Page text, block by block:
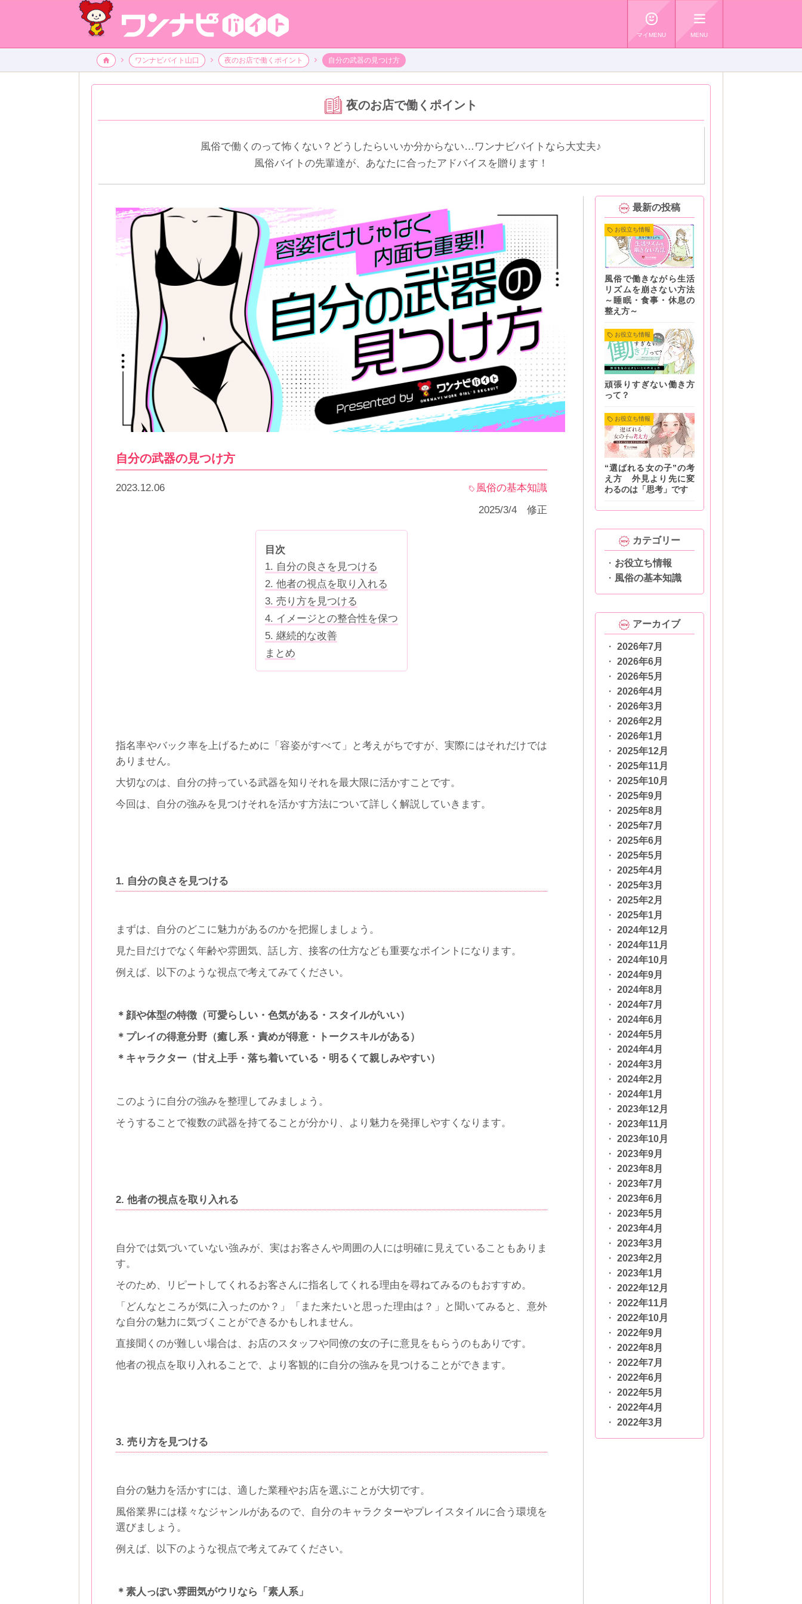
☺
マイMENU
≡
MENU
🏠 ワンナビバイト山口 夜のお店で働くポイント 自分の武器の見つけ方
夜のお店で働くポイント
風俗で働くのって怖くない？どうしたらいいか分からない…ワンナビバイトなら大丈夫♪
風俗バイトの先輩達が、あなたに合ったアドバイスを贈ります！
自分の武器の見つけ方
2023.12.06
風俗の基本知識
2025/3/4 修正
目次
1. 自分の良さを見つける
2. 他者の視点を取り入れる
3. 売り方を見つける
4. イメージとの整合性を保つ
5. 継続的な改善
まとめ
指名率やバック率を上げるために「容姿がすべて」と考えがちですが、実際にはそれだけでは
ありません。
大切なのは、自分の持っている武器を知りそれを最大限に活かすことです。
今回は、自分の強みを見つけそれを活かす方法について詳しく解説していきます。
1. 自分の良さを見つける
まずは、自分のどこに魅力があるのかを把握しましょう。
見た目だけでなく年齢や雰囲気、話し方、接客の仕方なども重要なポイントになります。
例えば、以下のような視点で考えてみてください。
＊顔や体型の特徴（可愛らしい・色気がある・スタイルがいい）
＊プレイの得意分野（癒し系・責めが得意・トークスキルがある）
＊キャラクター（甘え上手・落ち着いている・明るくて親しみやすい）
このように自分の強みを整理してみましょう。
そうすることで複数の武器を持てることが分かり、より魅力を発揮しやすくなります。
2. 他者の視点を取り入れる
自分では気づいていない強みが、実はお客さんや周囲の人には明確に見えていることもありま
す。
そのため、リピートしてくれるお客さんに指名してくれる理由を尋ねてみるのもおすすめ。
「どんなところが気に入ったのか？」「また来たいと思った理由は？」と聞いてみると、意外
な自分の魅力に気づくことができるかもしれません。
直接聞くのが難しい場合は、お店のスタッフや同僚の女の子に意見をもらうのもありです。
他者の視点を取り入れることで、より客観的に自分の強みを見つけることができます。
3. 売り方を見つける
自分の魅力を活かすには、適した業種やお店を選ぶことが大切です。
風俗業界には様々なジャンルがあるので、自分のキャラクターやプレイスタイルに合う環境を
選びましょう。
例えば、以下のような視点で考えてみてください。
＊素人っぽい雰囲気がウリなら「素人系」
最新の投稿
お役立ち情報
風俗で働きながら生活
リズムを崩さない方法
～睡眠・食事・休息の
整え方～
お役立ち情報
頑張りすぎない働き方
って？
お役立ち情報
“選ばれる女の子”の考
え方 外見より先に変
わるのは「思考」です
カテゴリー
お役立ち情報
風俗の基本知識
アーカイブ
2026年7月
2026年6月
2026年5月
2026年4月
2026年3月
2026年2月
2026年1月
2025年12月
2025年11月
2025年10月
2025年9月
2025年8月
2025年7月
2025年6月
2025年5月
2025年4月
2025年3月
2025年2月
2025年1月
2024年12月
2024年11月
2024年10月
2024年9月
2024年8月
2024年7月
2024年6月
2024年5月
2024年4月
2024年3月
2024年2月
2024年1月
2023年12月
2023年11月
2023年10月
2023年9月
2023年8月
2023年7月
2023年6月
2023年5月
2023年4月
2023年3月
2023年2月
2023年1月
2022年12月
2022年11月
2022年10月
2022年9月
2022年8月
2022年7月
2022年6月
2022年5月
2022年4月
2022年3月